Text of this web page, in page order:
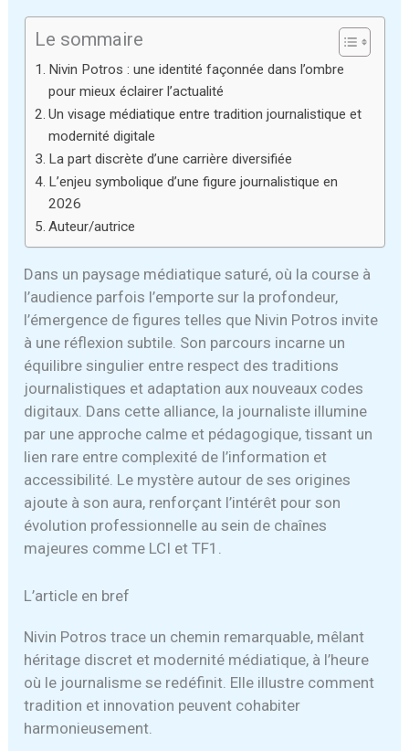
Le sommaire
Nivin Potros : une identité façonnée dans l’ombre
pour mieux éclairer l’actualité
Un visage médiatique entre tradition journalistique et
modernité digitale
La part discrète d’une carrière diversifiée
L’enjeu symbolique d’une figure journalistique en
2026
Auteur/autrice
Dans un paysage médiatique saturé, où la course à
l’audience parfois l’emporte sur la profondeur,
l’émergence de figures telles que Nivin Potros invite
à une réflexion subtile. Son parcours incarne un
équilibre singulier entre respect des traditions
journalistiques et adaptation aux nouveaux codes
digitaux. Dans cette alliance, la journaliste illumine
par une approche calme et pédagogique, tissant un
lien rare entre complexité de l’information et
accessibilité. Le mystère autour de ses origines
ajoute à son aura, renforçant l’intérêt pour son
évolution professionnelle au sein de chaînes
majeures comme LCI et TF1.
L’article en bref
Nivin Potros trace un chemin remarquable, mêlant
héritage discret et modernité médiatique, à l’heure
où le journalisme se redéfinit. Elle illustre comment
tradition et innovation peuvent cohabiter
harmonieusement.